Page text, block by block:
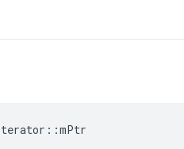
::mPtr